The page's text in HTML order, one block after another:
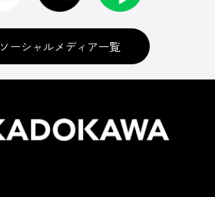
ソーシャルメディア一覧